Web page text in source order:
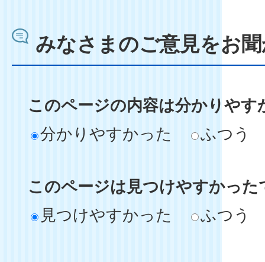
みなさまのご意見をお
このページの内容は分かりやす
分かりやすかった
ふつう
このページは見つけやすかった
見つけやすかった
ふつう